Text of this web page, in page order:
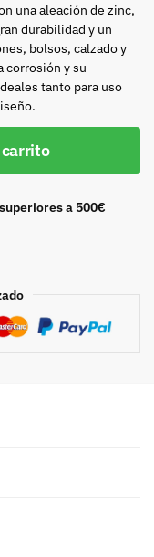
una aleación de zinc,
durabilidad y un
bolsos, calzado y
corrosión y su
tanto para uso
superiores a 500€